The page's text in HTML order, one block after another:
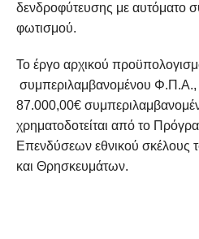
δενδροφύτευσης με αυτόματο
φωτισμού.
Το έργο αρχικού
συμπεριλαμβανομένου Φ.Π.Α.,
87.000,00€
χρηματοδοτείται από το
Επενδύσεων εθνικού σκέλους
και Θρησκευμάτων.